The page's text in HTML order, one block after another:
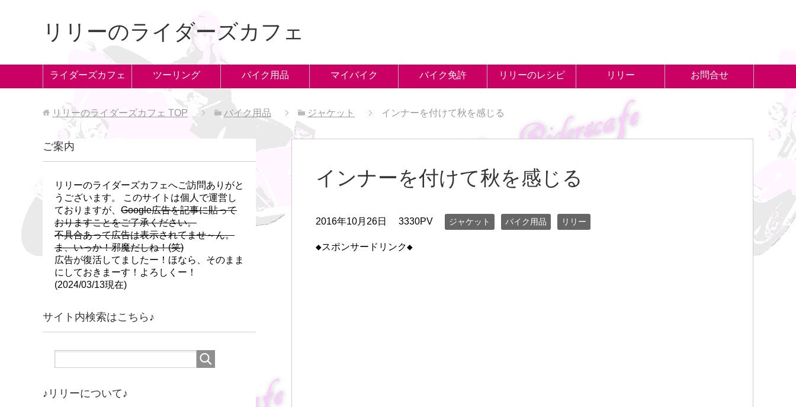
リリーのライダーズカフェ
ライダーズカフェ ツーリング バイク用品 マイバイク バイク免許 リリーのレシピ リリー お問合せ
リリーのライダーズカフェ TOP バイク用品 ジャケット インナーを付けて秋を感じる
インナーを付けて秋を感じる
2016年10月26日 3330PV ジャケット バイク用品 リリー
◆スポンサードリンク◆
ご案内
リリーのライダーズカフェへご訪問ありがと
うございます。 このサイトは個人で運営し
ておりますが、 Google広告を記事に貼って
おりますことをご了承ください。
不具合あって広告は表示されてませ～ん。
ま、いっか！邪魔だしね！(笑)
広告が復活してましたー！ほなら、そのまま
にしておきまーす！よろしくー！
(2024/03/13現在)
サイト内検索はこちら♪
♪リリーについて♪